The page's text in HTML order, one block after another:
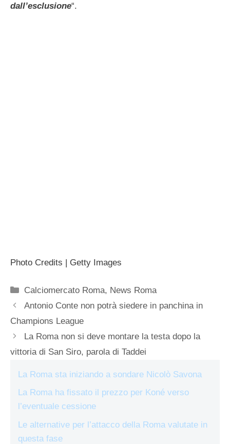
dall’esclusione“.
Photo Credits | Getty Images
Categorie
Calciomercato Roma, News Roma
Antonio Conte non potrà siedere in panchina in
Champions League
La Roma non si deve montare la testa dopo la
vittoria di San Siro, parola di Taddei
La Roma sta iniziando a sondare Nicolò Savona
La Roma ha fissato il prezzo per Koné verso
l’eventuale cessione
Le alternative per l’attacco della Roma valutate in
questa fase